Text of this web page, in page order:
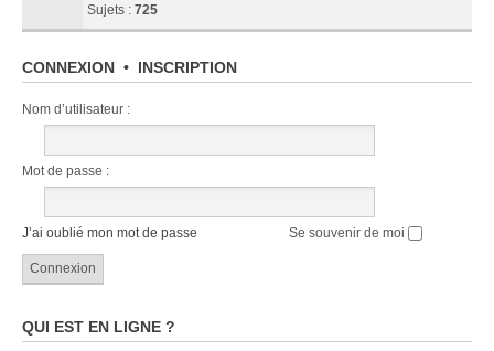
Sujets : 725
CONNEXION • INSCRIPTION
Nom d’utilisateur :
Mot de passe :
J’ai oublié mon mot de passe Se souvenir de moi
QUI EST EN LIGNE ?